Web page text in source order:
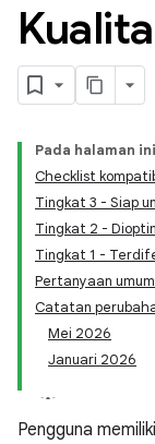
Pada halaman ini
Checklist
Tingkat 3 - Siap
Tingkat 2 -
Tingkat 1 -
Pertanyaan
Catatan
Mei 2026
Januari 2026
Pengguna